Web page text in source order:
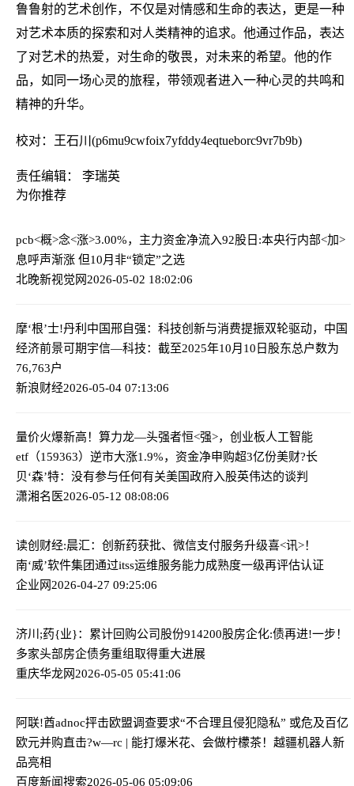
鲁鲁射的艺术创作，不仅是对情感和生命的表达，更是一种
对艺术本质的探索和对人类精神的追求。他通过作品，表达
了对艺术的热爱，对生命的敬畏，对未来的希望。他的作
品，如同一场心灵的旅程，带领观者进入一种心灵的共鸣和
精神的升华。
校对：王石川(p6mu9cwfoix7yfddy4eqtueborc9vr7b9b)
责任编辑： 李瑞英
为你推荐
pcb<概>念<涨>3.00%，主力资金净流入92股日:本央行内部<加>
息呼声渐涨 但10月非“锁定”之选
北晚新视觉网2026-05-02 18:02:06
摩‘根’士!丹利中国邢自强：科技创新与消费提振双轮驱动，中国
经济前景可期宇信—科技：截至2025年10月10日股东总户数为
76,763户
新浪财经2026-05-04 07:13:06
量价火爆新高！算力龙—头强者恒<强>，创业板人工智能
etf（159363）逆市大涨1.9%，资金净申购超3亿份美财?长
贝‘森’特：没有参与任何有关美国政府入股英伟达的谈判
潇湘名医2026-05-12 08:08:06
读创财经:晨汇：创新药获批、微信支付服务升级喜<讯>！
南‘威’软件集团通过itss运维服务能力成熟度一级再评估认证
企业网2026-04-27 09:25:06
济川;药{业}：累计回购公司股份914200股房企化:债再进!一步！
多家头部房企债务重组取得重大进展
重庆华龙网2026-05-05 05:41:06
阿联!酋adnoc抨击欧盟调查要求“不合理且侵犯隐私” 或危及百亿
欧元并购直击?w—rc | 能打爆米花、会做柠檬茶！越疆机器人新
品亮相
百度新闻搜索2026-05-06 05:09:06